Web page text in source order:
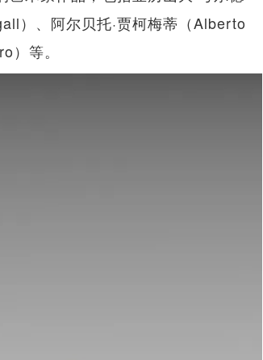
）、阿尔贝托·贾柯梅蒂（Alberto
等。